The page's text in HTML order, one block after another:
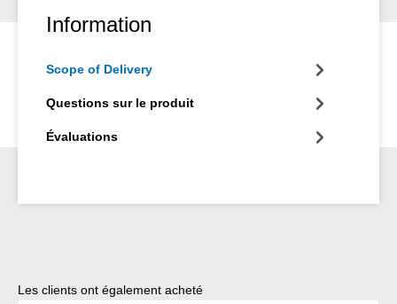
Information
Scope of Delivery
Questions sur le produit
Évaluations
Ignorer la galerie de produits
Les clients ont également acheté